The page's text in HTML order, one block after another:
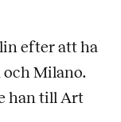
efter att ha
Milano.
han till Art